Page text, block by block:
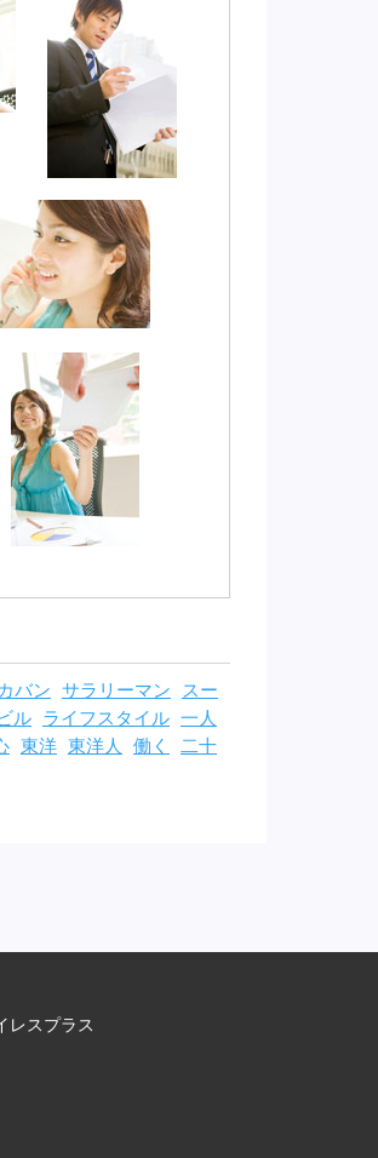
カバン サラリーマン
スー
ビル ライフスタイル 一人
東洋 東洋人 働く
二十
レスプラス